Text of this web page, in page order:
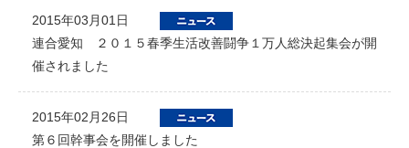
2015年03月01日
連合愛知 ２０１５春季生活改善闘争１万人総決起集会が開
催されました
2015年02月26日
第６回幹事会を開催しました